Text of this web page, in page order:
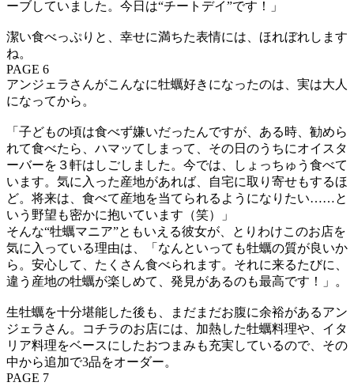
ーブしていました。今日は“チートデイ”です！」
潔い食べっぷりと、幸せに満ちた表情には、ほれぼれします
ね。
PAGE 6
アンジェラさんがこんなに牡蠣好きになったのは、実は大人
になってから。
「子どもの頃は食べず嫌いだったんですが、ある時、勧めら
れて食べたら、ハマッてしまって、その日のうちにオイスタ
ーバーを３軒はしごしました。今では、しょっちゅう食べて
います。気に入った産地があれば、自宅に取り寄せもするほ
ど。将来は、食べて産地を当てられるようになりたい……と
いう野望も密かに抱いています（笑）」
そんな“牡蠣マニア”ともいえる彼女が、とりわけこのお店を
気に入っている理由は、「なんといっても牡蠣の質が良いか
ら。安心して、たくさん食べられます。それに来るたびに、
違う産地の牡蠣が楽しめて、発見があるのも最高です！」。
生牡蠣を十分堪能した後も、まだまだお腹に余裕があるアン
ジェラさん。コチラのお店には、加熱した牡蠣料理や、イタ
リア料理をベースにしたおつまみも充実しているので、その
中から追加で3品をオーダー。
PAGE 7